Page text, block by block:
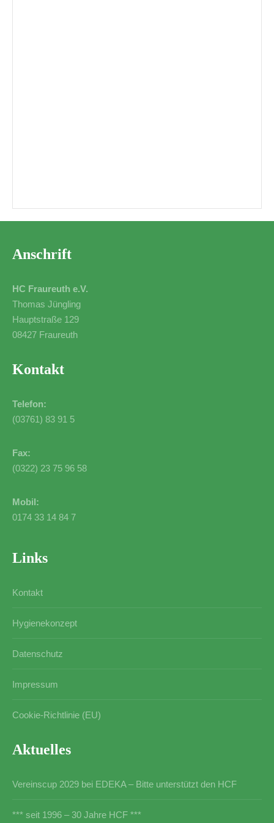
Anschrift
HC Fraureuth e.V.
Thomas Jüngling
Hauptstraße 129
08427 Fraureuth
Kontakt
Telefon:
(03761) 83 91 5
Fax:
(0322) 23 75 96 58
Mobil:
0174 33 14 84 7
Links
Kontakt
Hygienekonzept
Datenschutz
Impressum
Cookie-Richtlinie (EU)
Aktuelles
Vereinscup 2029 bei EDEKA – Bitte unterstützt den HCF
*** seit 1996 – 30 Jahre HCF ***